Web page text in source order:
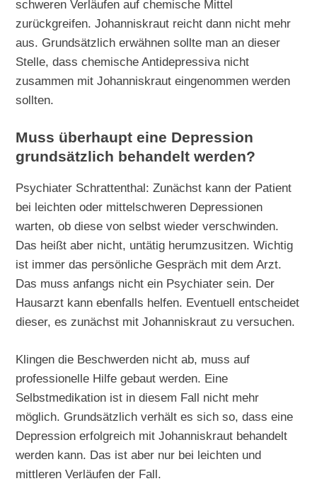
schweren Verläufen auf chemische Mittel
zurückgreifen. Johanniskraut reicht dann nicht mehr
aus. Grundsätzlich erwähnen sollte man an dieser
Stelle, dass chemische Antidepressiva nicht
zusammen mit Johanniskraut eingenommen werden
sollten.
Muss überhaupt eine Depression
grundsätzlich behandelt werden?
Psychiater Schrattenthal: Zunächst kann der Patient
bei leichten oder mittelschweren Depressionen
warten, ob diese von selbst wieder verschwinden.
Das heißt aber nicht, untätig herumzusitzen. Wichtig
ist immer das persönliche Gespräch mit dem Arzt.
Das muss anfangs nicht ein Psychiater sein. Der
Hausarzt kann ebenfalls helfen. Eventuell entscheidet
dieser, es zunächst mit Johanniskraut zu versuchen.
Klingen die Beschwerden nicht ab, muss auf
professionelle Hilfe gebaut werden. Eine
Selbstmedikation ist in diesem Fall nicht mehr
möglich. Grundsätzlich verhält es sich so, dass eine
Depression erfolgreich mit Johanniskraut behandelt
werden kann. Das ist aber nur bei leichten und
mittleren Verläufen der Fall.